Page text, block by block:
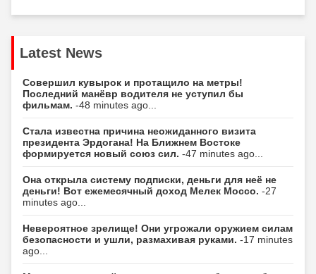
Latest News
Совершил кувырок и протащило на метры!
Последний манёвр водителя не уступил бы
фильмам. -48 minutes ago...
Стала известна причина неожиданного визита
президента Эрдогана! На Ближнем Востоке
формируется новый союз сил. -47 minutes ago...
Она открыла систему подписки, деньги для неё не
деньги! Вот ежемесячный доход Мелек Моссо. -27
minutes ago...
Невероятное зрелище! Они угрожали оружием силам
безопасности и ушли, размахивая руками. -17 minutes
ago...